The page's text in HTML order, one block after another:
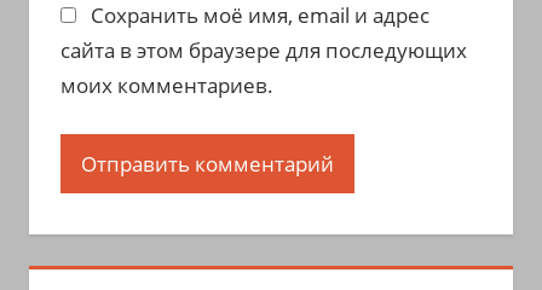
Сохранить моё имя, email и адрес
сайта в этом браузере для последующих
моих комментариев.